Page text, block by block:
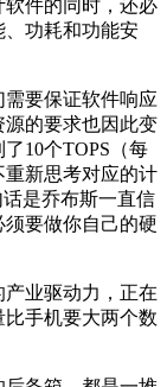
件的同时，还必
功耗和功能安
要保证软件响应
的要求也因此变
10个TOPS（每
新思考对应的计
是乔布斯一直信
要做你自己的硬
业驱动力，正在
手机要大两个数